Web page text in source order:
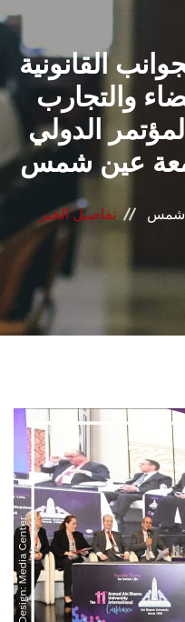
القطاعـات
الشئون الأكاديمية
البحث العلمي
الرعاية الصحية
المراكز والوحدات
الأنظمة الذكية
الإعلام
الطلاب
هيئة التدريس
الدراسات العليا
الخريجين
الموظفون
القانونية
والتجارب
الدولي
شمس تفاصيل الخبر